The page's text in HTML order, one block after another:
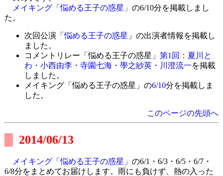
メイキング「悩める王子の惑星」 の6/10分を掲載しまし
た。
次回公演「悩める王子の惑星 」の出演者情報を掲載し
ました。
コメントリレー「悩める王子の惑星」 第1回：夏川と
わ・小西由李・寺園七海・學之紗英・川澄流一を掲載
しました。
メイキング「悩める王子の惑星」の6/10分を掲載しま
した。
このページの先頭へ
2014/06/13
メイキング「悩める王子の惑星」 の6/1・6/3・6/5・6/7・
6/8分をまとめてお届けします。雨にも負けず、熱の入った